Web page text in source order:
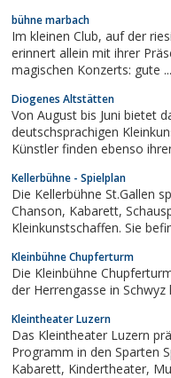
bühne marbach
Im kleinen Club, auf der riesigen Openairbühne, Veronica Fusaro
erinnert allein mit ihrer
magischen Konzerts: gute ...
Diogenes Altstätten
Von August bis Juni bietet
deutschsprachigen
Künstler finden ebenso
Kellerbühne - Spielplan
Die Kellerbühne St.Gallen
Chanson, Kabarett, Schauspiel, Literatur das aktuelle
Kleinkunstschaffen. Sie
Kleinbühne Chupferturm
Die Kleinbühne Chupferturm ist ein
der Herrengasse in Schwyz
Kleintheater Luzern
Das Kleintheater Luzern
Programm in den Sparten Sprech-, Musik- und